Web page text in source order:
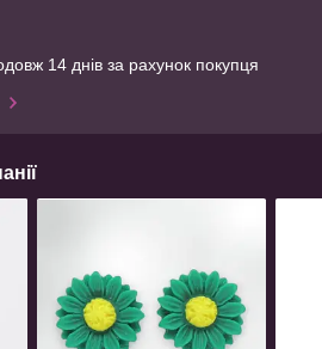
14 днів за рахунок покупця